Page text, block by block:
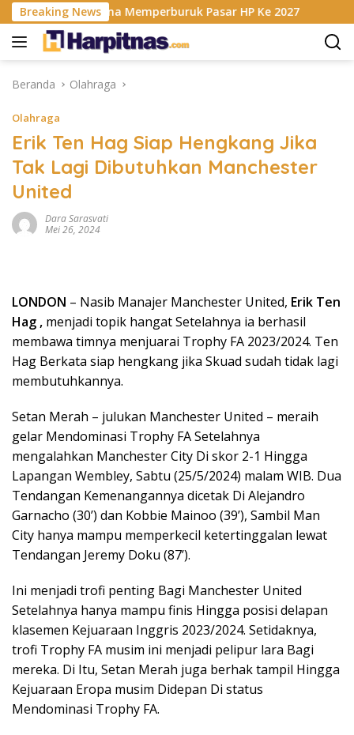
Langsung
ke
konten
Breaking News
Berencana Memperburuk Pasar HP Ke 2027
Beranda Olahraga
Olahraga
Erik Ten Hag Siap Hengkang Jika
Tak Lagi Dibutuhkan Manchester
United
Dara Sarasvati
Mei 26, 2024
LONDON – Nasib Manajer Manchester United, Erik Ten
Hag , menjadi topik hangat Setelahnya ia berhasil
membawa timnya menjuarai Trophy FA 2023/2024. Ten
Hag Berkata siap hengkang jika Skuad sudah tidak lagi
membutuhkannya.
Setan Merah – julukan Manchester United – meraih
gelar Mendominasi Trophy FA Setelahnya
mengalahkan Manchester City Di skor 2-1 Hingga
Lapangan Wembley, Sabtu (25/5/2024) malam WIB. Dua
Tendangan Kemenangannya dicetak Di Alejandro
Garnacho (30’) dan Kobbie Mainoo (39’), Sambil Man
City hanya mampu memperkecil ketertinggalan lewat
Tendangan Jeremy Doku (87’).
Ini menjadi trofi penting Bagi Manchester United
Setelahnya hanya mampu finis Hingga posisi delapan
klasemen Kejuaraan Inggris 2023/2024. Setidaknya,
trofi Trophy FA musim ini menjadi pelipur lara Bagi
mereka. Di Itu, Setan Merah juga berhak tampil Hingga
Kejuaraan Eropa musim Didepan Di status
Mendominasi Trophy FA.